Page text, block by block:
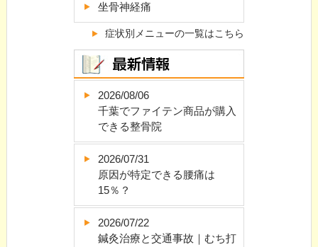
坐骨神経痛
症状別メニューの一覧はこちら
2026/08/06
千葉でファイテン商品が購入
できる整骨院
2026/07/31
原因が特定できる腰痛は
15％？
2026/07/22
鍼灸治療と交通事故｜むち打